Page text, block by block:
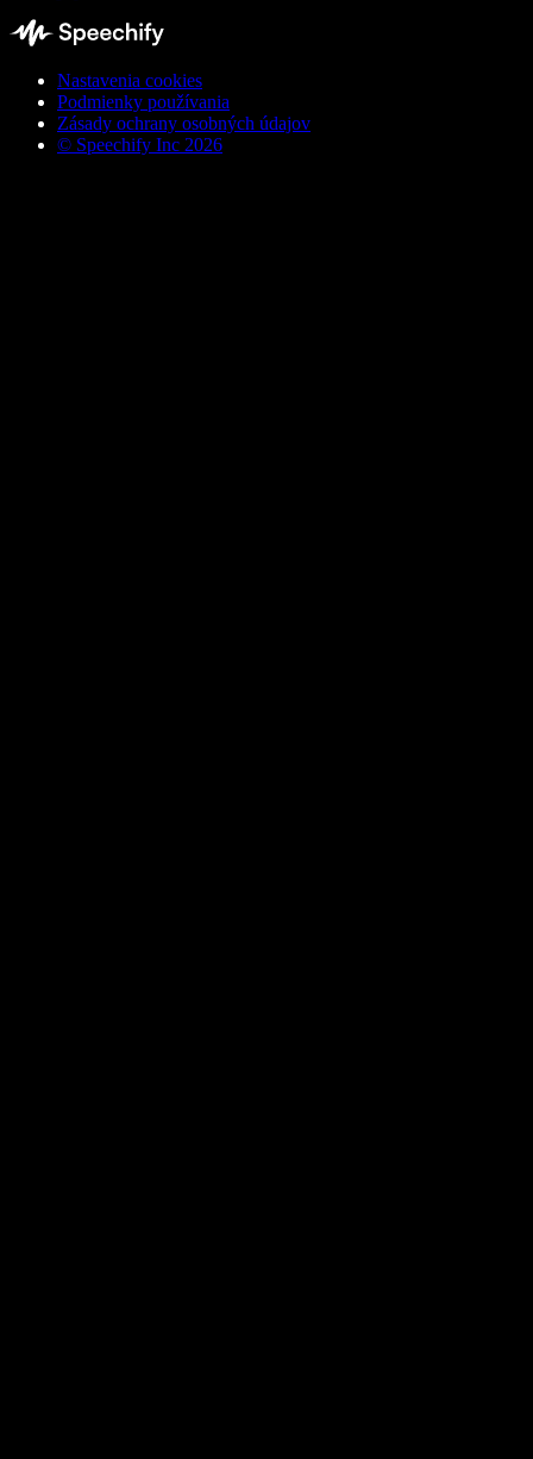
Nastavenia cookies
Podmienky používania
Zásady ochrany osobných údajov
© Speechify Inc 2026